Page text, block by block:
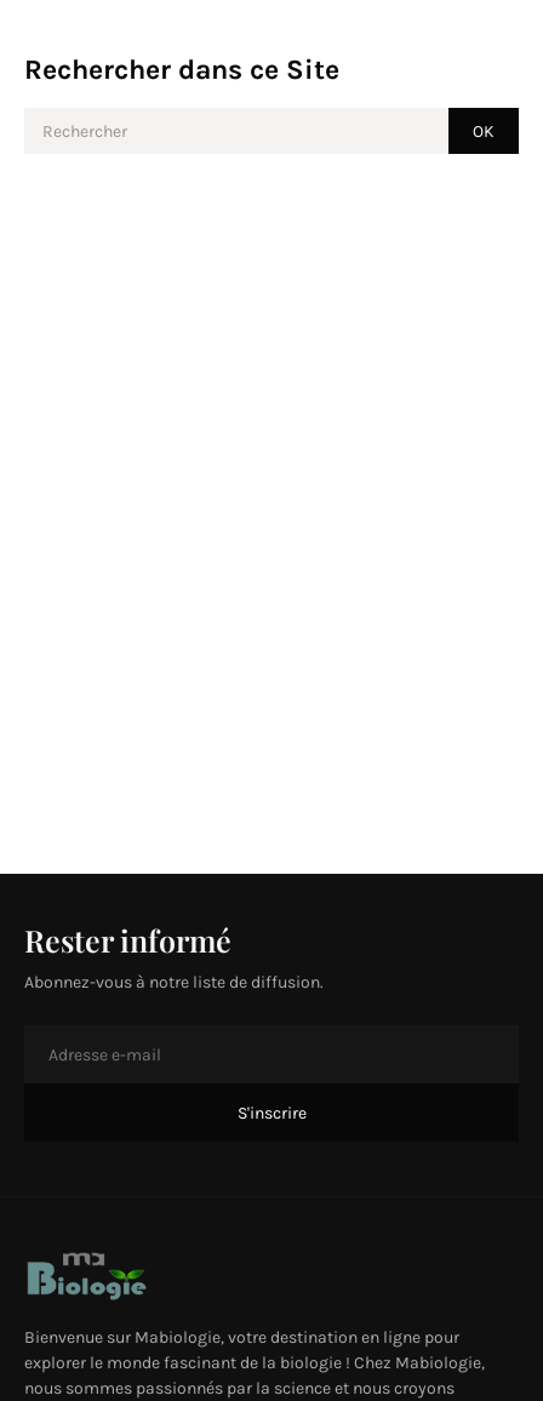
Rechercher dans ce Site
Rester informé
Abonnez-vous à notre liste de diffusion.
Bienvenue sur Mabiologie, votre destination en ligne pour
explorer le monde fascinant de la biologie ! Chez Mabiologie,
nous sommes passionnés par la science et nous croyons